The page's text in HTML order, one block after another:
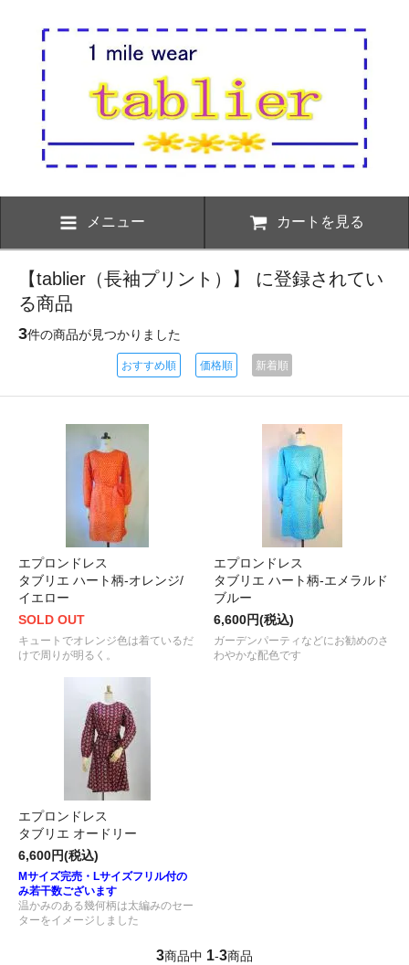
メニュー カートを見る
【tablier（長袖プリント）】 に登録されてい
る商品
3件の商品が見つかりました
おすすめ順 価格順 新着順
エプロンドレス
タブリエ ハート柄-オレンジ/
イエロー
SOLD OUT
キュートでオレンジ色は着ているだ
けで周りが明るく。
エプロンドレス
タブリエ ハート柄-エメラルド
ブルー
6,600円(税込)
ガーデンパーティなどにお勧めのさ
わやかな配色です
エプロンドレス
タブリエ オードリー
6,600円(税込)
Mサイズ完売・Lサイズフリル付の
み若干数ございます
温かみのある幾何柄は太編みのセー
ターをイメージしました
3商品中 1-3商品